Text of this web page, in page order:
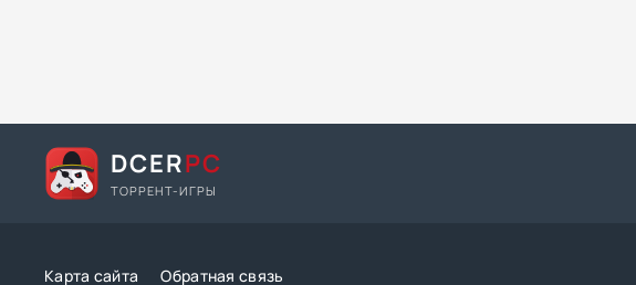
DCERPC
ТОРРЕНТ-ИГРЫ
Карта сайта Обратная связь